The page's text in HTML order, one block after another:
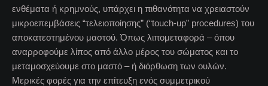
ενθέματα ή κρημνούς, υπάρχει η πιθανότητα να χρειαστούν
μικροεπεμβάσεις “τελειοποίησης” (“touch-up” procedures) του
αποκατεστημένου μαστού. Όπως λιπομεταφορά – όπου
αναρροφούμε λίπος από άλλο μέρος του σώματος και το
μεταμοσχεύουμε στο μαστό – ή διόρθωση των ουλών.
Μερικές φορές για την επίτευξη ενός συμμετρικού